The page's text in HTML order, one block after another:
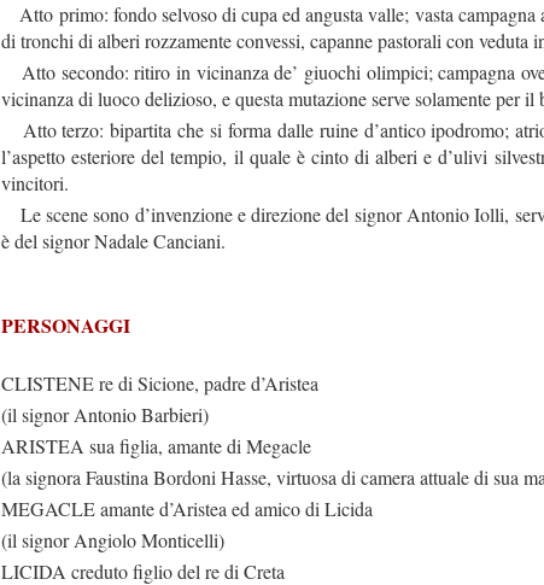
Atto primo: fondo selvoso di cupa ed angusta valle; vasta
di tronchi di alberi rozzamente convessi, capanne pastorali con veduta
Atto secondo: ritiro in vicinanza de’ giuochi olimpici; campagna
vicinanza di luoco delizioso, e questa mutazione serve solamente per il
Atto terzo: bipartita che si forma dalle ruine d’antico ipodromo;
l’aspetto esteriore del tempio, il quale è cinto di alberi e d’ulivi
vincitori.
Le scene sono d’invenzione e direzione del signor Antonio Iolli,
è del signor Nadale Canciani.
PERSONAGGI
CLISTENE re di Sicione, padre d’Aristea
(il signor Antonio Barbieri)
ARISTEA sua figlia, amante di Megacle
(la signora Faustina Bordoni Hasse, virtuosa di camera attuale di sua
MEGACLE amante d’Aristea ed amico di Licida
(il signor Angiolo Monticelli)
LICIDA creduto figlio del re di Creta